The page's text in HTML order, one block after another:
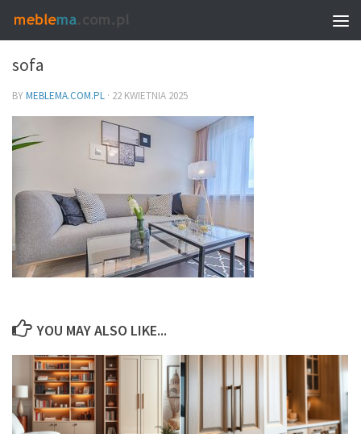
0
sofa
BYMEBLEMA.COM.PL · 22 KWIETNIA 2025
YOU MAY ALSO LIKE...